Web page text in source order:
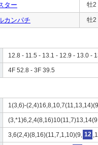
ター 牡2
カンパチ 牡2
12.8 - 11.5 - 13.1 - 12.9 - 13.0 -
4F 52.8 - 3F 39.5
1(3,6)-
3,6(2,4)(8,16)(11,7,1,10)(9, 12